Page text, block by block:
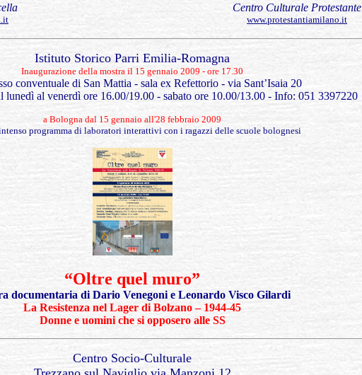
Centro Culturale Protestante
www.protestantiamilano.it
Istituto Storico Parri Emilia-Romagna
Inaugurazione della mostra il 15 gennaio 2009 - ore 17.30
conventuale di San Mattia - sala ex Refettorio - via Sant’Isaia 20
lunedì al venerdì ore 16.00/19.00 - sabato ore 10.00/13.00 - Info: 051 3397220
a Bologna dal 15 gennaio all'28 febbraio 2009
programma di laboratori interattivi con i ragazzi delle scuole bolognesi
“Oltre quel muro”
documentaria di Dario Venegoni e Leonardo Visco Gilardi
La Resistenza nel Lager di Bolzano – 1944-45
Donne e uomini che si opposero alle SS
Centro Socio-Culturale